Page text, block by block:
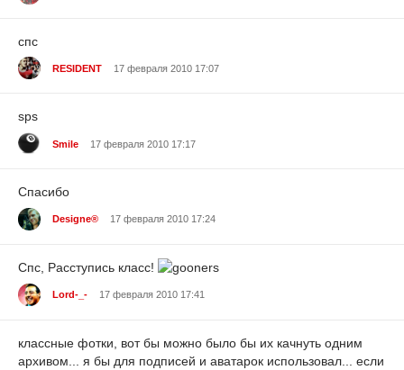
cпс
RESIDENT 17 февраля 2010 17:07
sps
Smile 17 февраля 2010 17:17
Спасибо
Designe® 17 февраля 2010 17:24
Спс, Расступись класс!
Lord-_- 17 февраля 2010 17:41
классные фотки, вот бы можно было бы их качнуть одним
архивом... я бы для подписей и аватарок использовал... если